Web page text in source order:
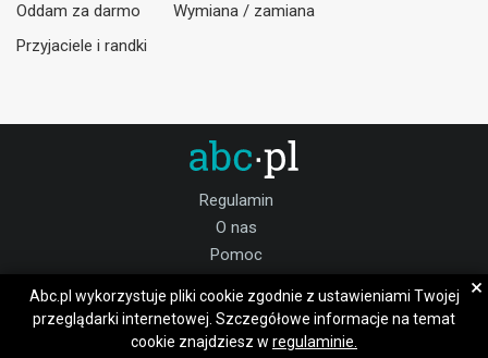
Oddam za darmo
Wymiana / zamiana
Przyjaciele i randki
Regulamin
O nas
Pomoc
Praca
Dołącz do nas:
Abc.pl wykorzystuje pliki cookie zgodnie z ustawieniami Twojej
przeglądarki internetowej. Szczegółowe informacje na temat
cookie znajdziesz w regulaminie.
×